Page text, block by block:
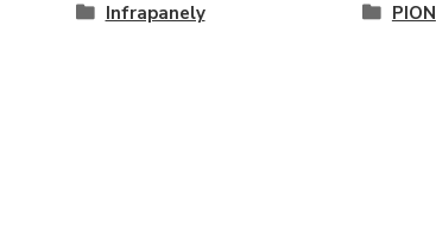
Infrapanely PION